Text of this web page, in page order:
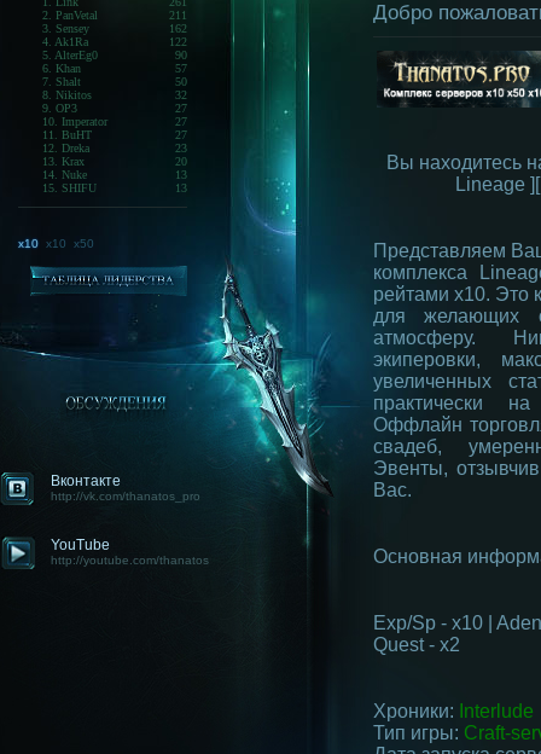
2. PanVetal
211
3. Sensey
162
4. Ak1Ra
122
5. AlterEg0
90
6. Khan
57
7. Shalt
50
8. Nikitos
32
9. OP3
27
10. Imperator
27
11. BuHT
27
12. Dreka
23
13. Krax
20
14. Nuke
13
15. SHIFU
13
x10 x10 x50
Вконтакте
http://vk.com/thanatos_pro
YouTube
http://youtube.com/thanatos
Добро
Вы находитесь
Lineage
Представляем
комплекса
рейтами x10. Это
для желающих
атмосферу.
экиперовки,
увеличенных
практически
Оффлайн
свадеб,
Эвенты,
Вас.
Основная
Exp/Sp - x10 |
Quest - x2
Хроники: Interlude
Тип игры: Craft-